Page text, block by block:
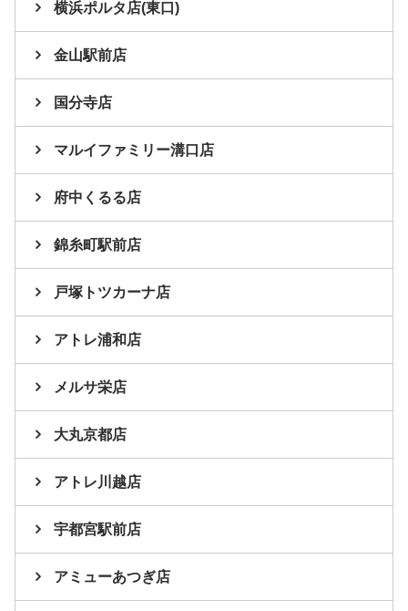
横浜ポルタ店(東口)
金山駅前店
国分寺店
マルイファミリー溝口店
府中くるる店
錦糸町駅前店
戸塚トツカーナ店
アトレ浦和店
メルサ栄店
大丸京都店
アトレ川越店
宇都宮駅前店
アミューあつぎ店